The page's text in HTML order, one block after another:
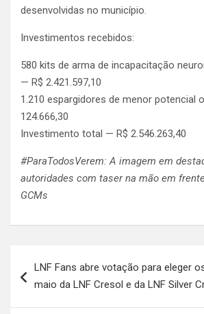
desenvolvidas no município.
Investimentos recebidos:
580 kits de arma de incapacitação
— R$ 2.421.597,10
1.210 espargidores de menor potencial
124.666,30
Investimento total — R$ 2.546.263,40
#ParaTodosVerem: A imagem em
autoridades com taser na mão em
GCMs
de
LNF Fans abre votação para eleger
maio da LNF Cresol e da LNF Silver